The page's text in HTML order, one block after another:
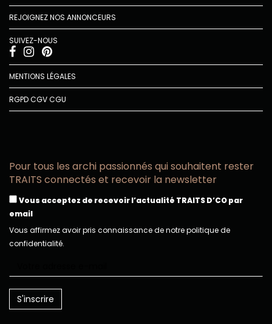
REJOIGNEZ NOS ANNONCEURS
SUIVEZ-NOUS
MENTIONS LÉGALES
RGPDCGVCGU
Pour tous les archi passionnés qui souhaitent rester
TRAITS connectés et recevoir la newsletter
Vous acceptez de recevoir l’actualité TRAITS D’CO par
email
Vous affirmez avoir pris connaissance de notre politique de
confidentialité.